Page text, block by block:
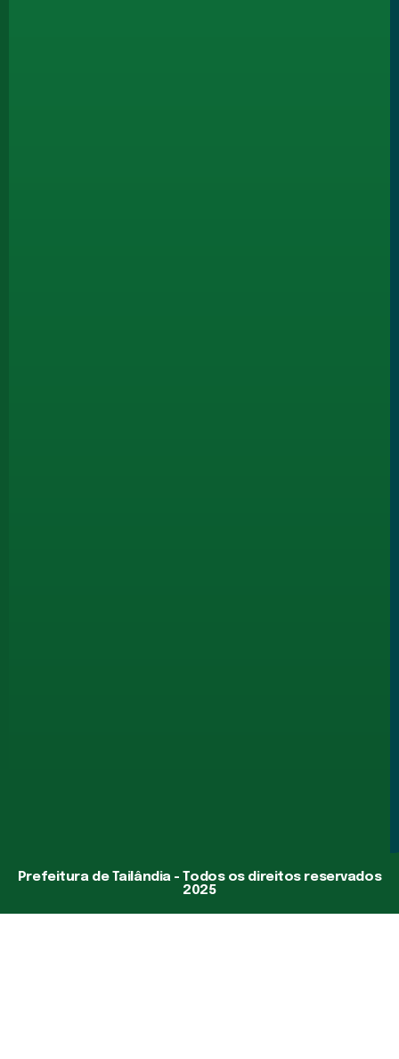
Prefeitura de Tailândia - Todos os direitos reservados
2025